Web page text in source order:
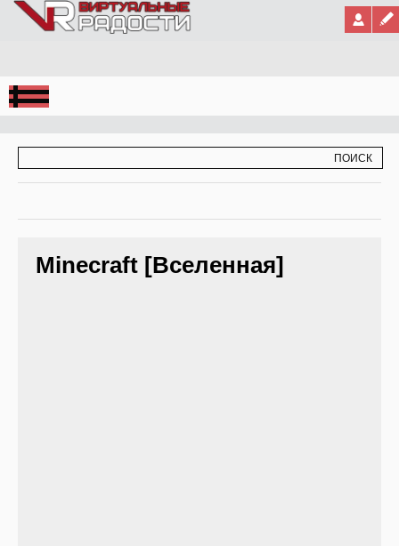
Jump to Navigation
Minecraft [Вселенная]